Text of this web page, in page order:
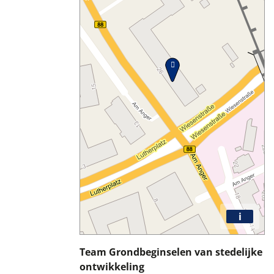
i
Team Grondbeginselen van stedelijke
ontwikkeling